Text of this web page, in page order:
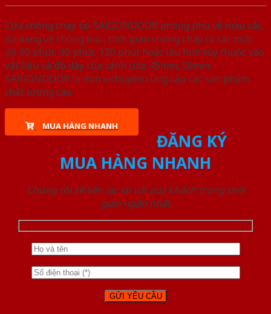
Cửa chống cháy tại SAIGONDOOR phong phú về màu sắc,
đa dạng về chủng loại, thời gian chống cháy có các mức
độ 60 phút, 90 phút, 120 phút hoặc lâu hơn tùy thuộc vào
vật liệu và độ dày của cánh cửa: 45mm, 50mm.
SAIGONDOOR là đơn vị chuyên cung cấp các sản phẩm
chất lượng cao.
MUA HÀNG NHANH
ĐĂNG KÝ
MUA HÀNG NHANH
Chúng tôi sẽ liên lạc lại với quý khách trong thời
gian ngắn nhất